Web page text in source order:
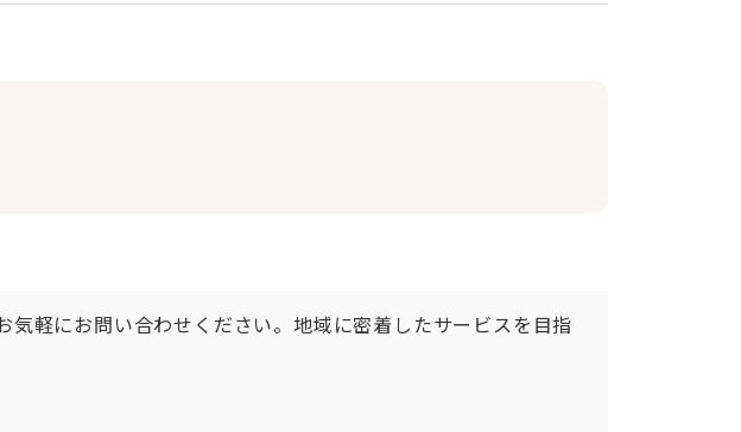
軽にお問い合わせください。地域に密着したサービスを目指